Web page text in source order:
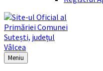
Meniu